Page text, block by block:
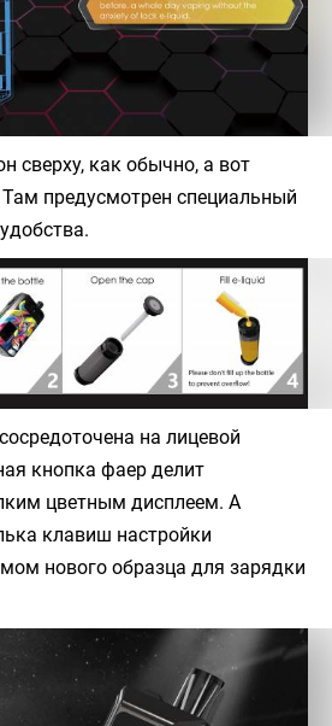
сверху, как обычно, а вот
Там предусмотрен специальный
на лицевой
кнопка фаер делит
цветным дисплеем. А
клавиш настройки
нового образца для зарядки